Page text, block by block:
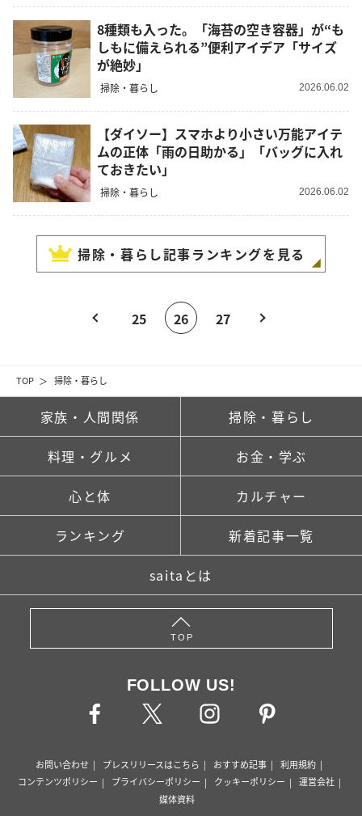
TOP 掃除・暮らし
8種類も入った。「海苔の空き容器」が“も
しもに備えられる”便利アイデア「サイズ
が絶妙」
掃除・暮らし 2026.06.02
【ダイソー】スマホより小さい万能アイテ
ムの正体「雨の日助かる」「バッグに入れ
ておきたい」
掃除・暮らし 2026.06.02
掃除・暮らし記事ランキングを見る
25 26 27
家族・人間関係 掃除・暮らし
料理・グルメ お金・学ぶ
心と体 カルチャー
ランキング 新着記事一覧
saitaとは
TOP
FOLLOW US!
お問い合わせ プレスリリースはこちら おすすめ記事
利用規約
コンテンツポリシー
プライバシーポリシー クッキーポリシー
運営会社
媒体資料